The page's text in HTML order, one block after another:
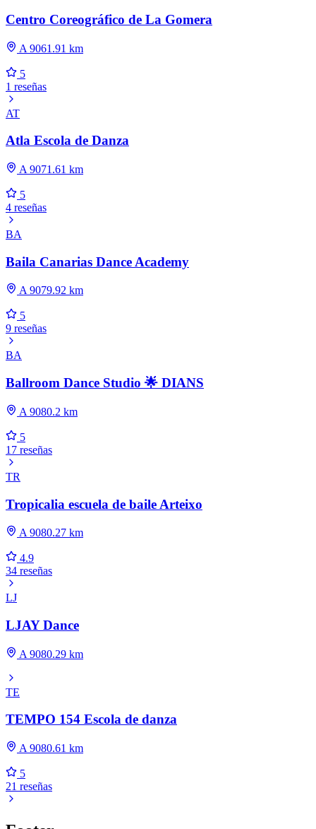
Centro Coreográfico de La Gomera
A 9061.91 km
5
1 reseñas
AT
Atla Escola de Danza
A 9071.61 km
5
4 reseñas
BA
Baila Canarias Dance Academy
A 9079.92 km
5
9 reseñas
BA
Ballroom Dance Studio 🌟 DIANS
A 9080.2 km
5
17 reseñas
TR
Tropicalia escuela de baile Arteixo
A 9080.27 km
4.9
34 reseñas
LJ
LJAY Dance
A 9080.29 km
TE
TEMPO 154 Escola de danza
A 9080.61 km
5
21 reseñas